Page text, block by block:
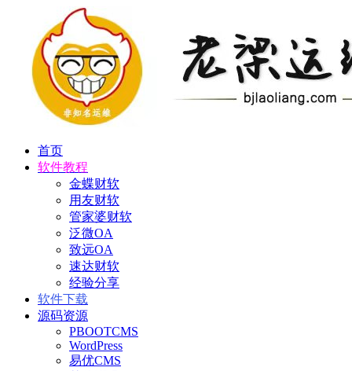
首页
软件教程
金蝶财软
用友财软
管家婆财软
泛微OA
致远OA
速达财软
经验分享
软件下载
源码资源
PBOOTCMS
WordPress
易优CMS